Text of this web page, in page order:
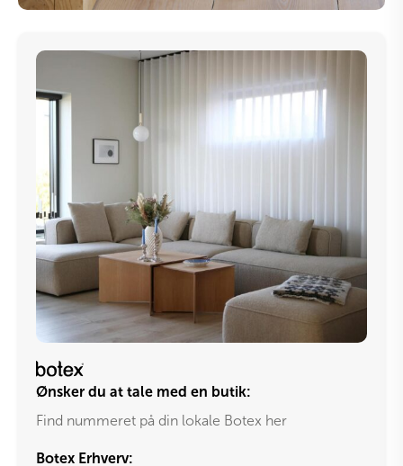
Ønsker du at tale med en butik:
Find nummeret på din lokale Botex her
Botex Erhverv: